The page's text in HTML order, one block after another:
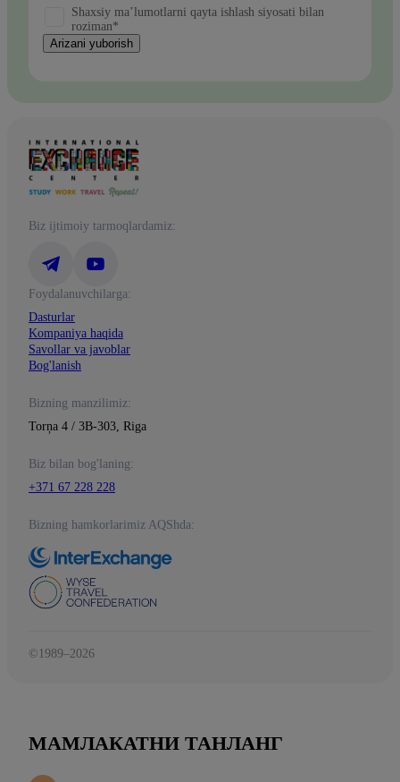
Shaxsiy ma’lumotlarni qayta ishlash siyosati bilan
roziman*
Arizani yuborish
Biz ijtimoiy tarmoqlardamiz:
Foydalanuvchilarga:
Dasturlar
Kompaniya haqida
Savollar va javoblar
Bog'lanish
Bizning manzilimiz:
Torņa 4 / 3B-303, Riga
Biz bilan bog'laning:
+371 67 228 228
Bizning hamkorlarimiz AQShda:
©1989–2026
МАМЛАКАТНИ ТАНЛАНГ